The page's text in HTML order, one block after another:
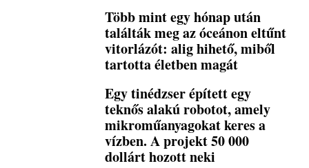
Több mint egy hónap után
találták meg az óceánon eltűnt
vitorlázót: alig hihető, miből
tartotta életben magát
Egy tinédzser épített egy
teknős alakú robotot, amely
mikroműanyagokat keres a
vízben. A projekt 50 000
dollárt hozott neki